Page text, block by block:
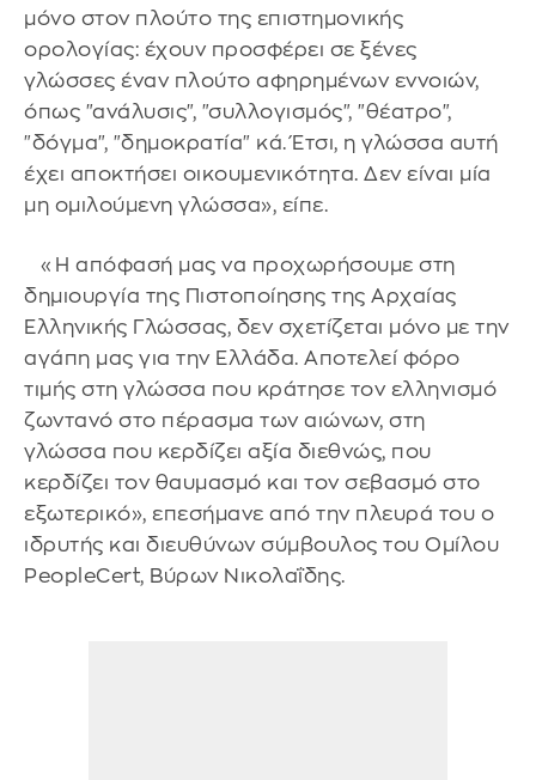
μόνο στον πλούτο της επιστημονικής
ορολογίας: έχουν προσφέρει σε ξένες
γλώσσες έναν πλούτο αφηρημένων εννοιών,
όπως "ανάλυσις", "συλλογισμός", "θέατρο",
"δόγμα", "δημοκρατία" κά. Έτσι, η γλώσσα αυτή
έχει αποκτήσει οικουμενικότητα. Δεν είναι μία
μη ομιλούμενη γλώσσα», είπε.
«Η απόφασή μας να προχωρήσουμε στη
δημιουργία της Πιστοποίησης της Αρχαίας
Ελληνικής Γλώσσας, δεν σχετίζεται μόνο με την
αγάπη μας για την Ελλάδα. Αποτελεί φόρο
τιμής στη γλώσσα που κράτησε τον ελληνισμό
ζωντανό στο πέρασμα των αιώνων, στη
γλώσσα που κερδίζει αξία διεθνώς, που
κερδίζει τον θαυμασμό και τον σεβασμό στο
εξωτερικό», επεσήμανε από την πλευρά του ο
ιδρυτής και διευθύνων σύμβουλος του Ομίλου
PeopleCert, Βύρων Νικολαΐδης.